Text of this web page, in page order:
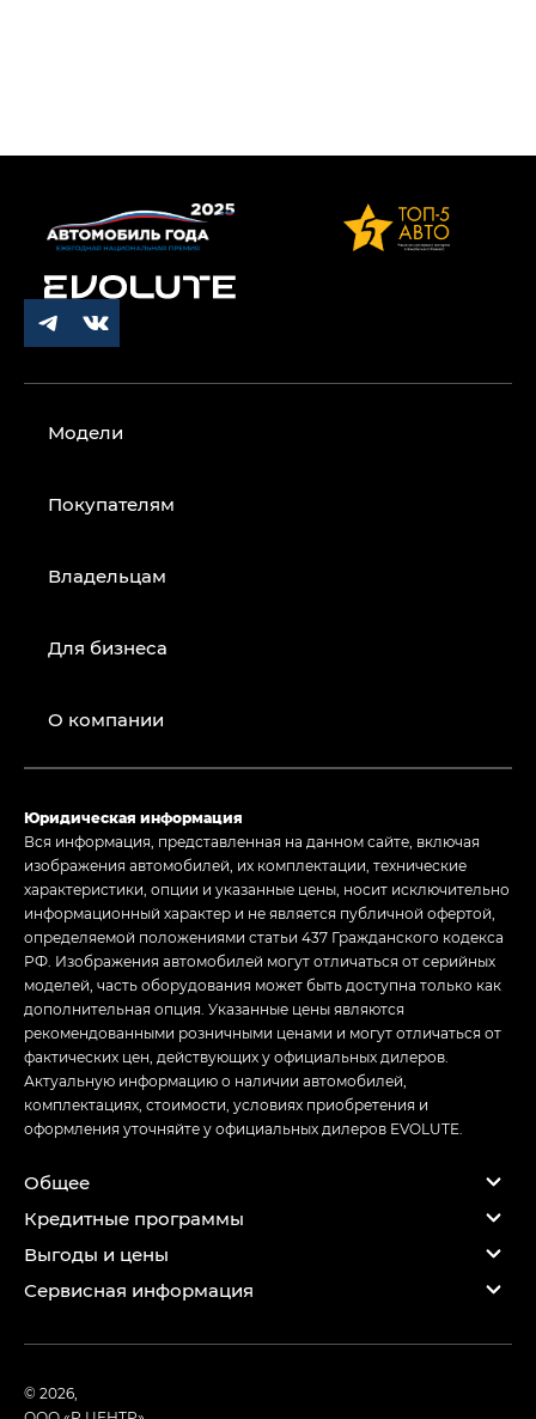
Модели
Покупателям
Владельцам
Для бизнеса
О компании
Юридическая информация
Вся информация, представленная на данном сайте, включая
изображения автомобилей, их комплектации, технические
характеристики, опции и указанные цены, носит исключительно
информационный характер и не является публичной офертой,
определяемой положениями статьи 437 Гражданского кодекса
РФ. Изображения автомобилей могут отличаться от серийных
моделей, часть оборудования может быть доступна только как
дополнительная опция. Указанные цены являются
рекомендованными розничными ценами и могут отличаться от
фактических цен, действующих у официальных дилеров.
Актуальную информацию о наличии автомобилей,
комплектациях, стоимости, условиях приобретения и
оформления уточняйте у официальных дилеров EVOLUTE.
Общее
Кредитные программы
Выгоды и цены
Сервисная информация
© 2026,